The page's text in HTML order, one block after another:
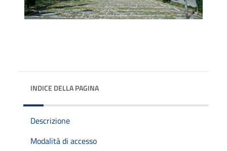
INDICE DELLA PAGINA
Descrizione
Modalità di accesso